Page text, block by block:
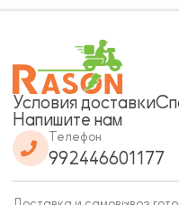
Условия доставки
Напишите нам
Телефон
992446601177